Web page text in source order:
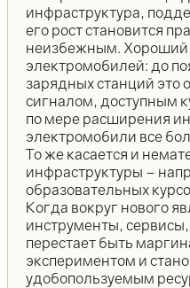
инфраструктура,
его рост становится
неизбежным. Хороший
электромобилей: до
зарядных станций это
сигналом, доступным
по мере расширения
электромобили все
То же касается и
инфраструктуры –
образовательных
Когда вокруг нового
инструменты,
перестает быть
экспериментом и
удобопользуемым